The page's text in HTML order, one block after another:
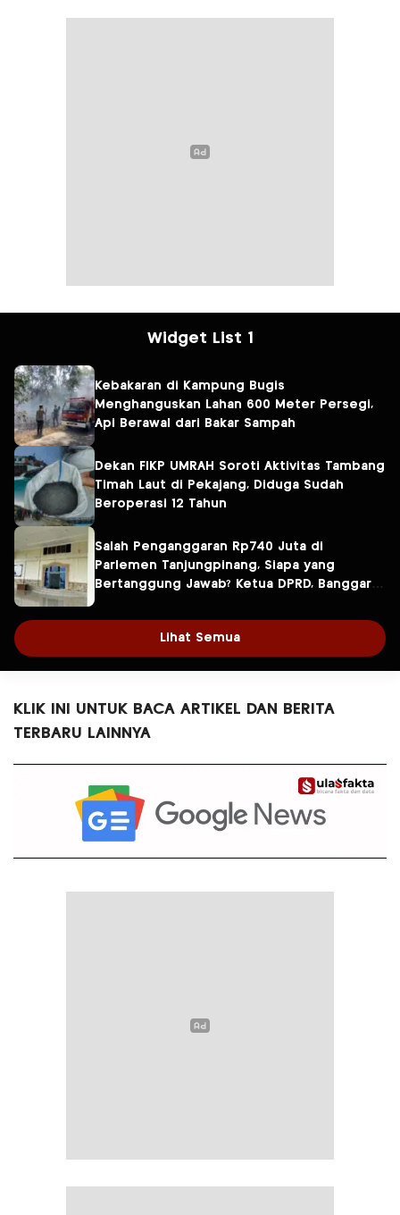
Widget List 1
Kebakaran di Kampung Bugis
Menghanguskan Lahan 600 Meter Persegi,
Api Berawal dari Bakar Sampah
Dekan FIKP UMRAH Soroti Aktivitas Tambang
Timah Laut di Pekajang, Diduga Sudah
Beroperasi 12 Tahun
Salah Penganggaran Rp740 Juta di
Parlemen Tanjungpinang, Siapa yang
Bertanggung Jawab? Ketua DPRD, Banggar
Lihat Semua
KLIK INI UNTUK BACA ARTIKEL DAN BERITA
TERBARU LAINNYA